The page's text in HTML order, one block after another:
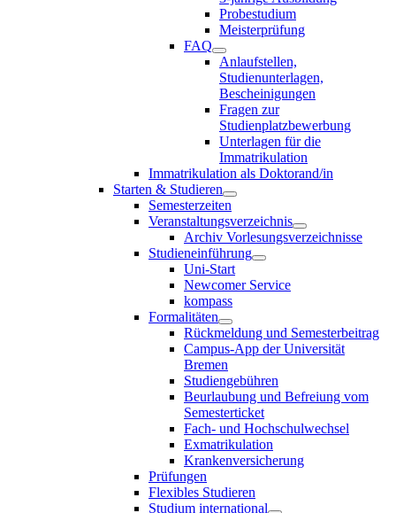
Probestudium
Meisterprüfung
FAQ
Anlaufstellen,
Studienunterlagen,
Bescheinigungen
Fragen zur
Studienplatzbewerbung
Unterlagen für die
Immatrikulation
Immatrikulation als Doktorand/in
Starten & Studieren
Semesterzeiten
Veranstaltungsverzeichnis
Archiv Vorlesungsverzeichnisse
Studieneinführung
Uni-Start
Newcomer Service
kompass
Formalitäten
Rückmeldung und Semesterbeitrag
Campus-App der Universität
Bremen
Studiengebühren
Beurlaubung und Befreiung vom
Semesterticket
Fach- und Hochschulwechsel
Exmatrikulation
Krankenversicherung
Prüfungen
Flexibles Studieren
Studium international